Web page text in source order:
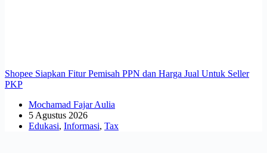
Shopee Siapkan Fitur Pemisah PPN dan Harga Jual Untuk Seller
PKP
Mochamad Fajar Aulia
5 Agustus 2026
Edukasi, Informasi, Tax